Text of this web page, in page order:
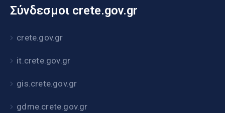
Σύνδεσμοι crete.gov.gr
crete.gov.gr
it.crete.gov.gr
gis.crete.gov.gr
gdme.crete.gov.gr